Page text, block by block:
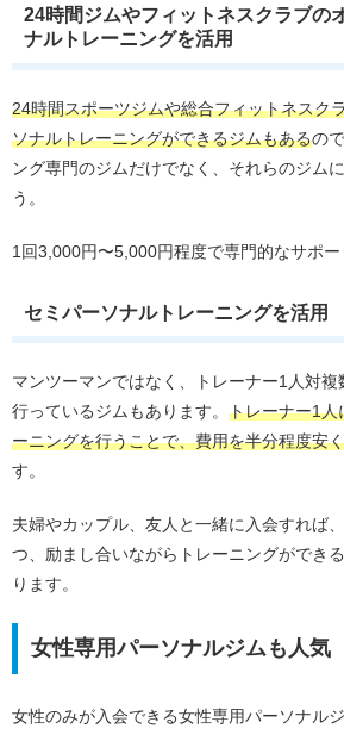
24時間ジムやフィットネスクラブの
ナルトレーニングを活用
24時間スポーツジムや総合フィットネスク
ソナルトレーニングができるジムもあるの
ング専門のジムだけでなく、それらのジム
う。
1回3,000円〜5,000円程度で専門的なサポー
セミパーソナルトレーニングを活用
マンツーマンではなく、トレーナー1人対
行っているジムもあります。 トレーナー1人
ーニングを行うことで、費用を半分程度安
す。
夫婦やカップル、友人と一緒に入会すれば
つ、励まし合いながらトレーニングができ
ります。
女性専用パーソナルジムも人気
女性のみが入会できる女性専用パーソナルジ